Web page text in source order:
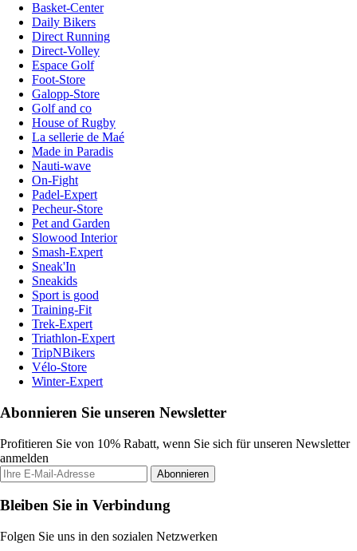
Basket-Center
Daily Bikers
Direct Running
Direct-Volley
Espace Golf
Foot-Store
Galopp-Store
Golf and co
House of Rugby
La sellerie de Maé
Made in Paradis
Nauti-wave
On-Fight
Padel-Expert
Pecheur-Store
Pet and Garden
Slowood Interior
Smash-Expert
Sneak'In
Sneakids
Sport is good
Training-Fit
Trek-Expert
Triathlon-Expert
TripNBikers
Vélo-Store
Winter-Expert
Abonnieren Sie unseren Newsletter
Profitieren Sie von 10% Rabatt, wenn Sie sich für unseren Newsletter
anmelden
Abonnieren
Bleiben Sie in Verbindung
Folgen Sie uns in den sozialen Netzwerken